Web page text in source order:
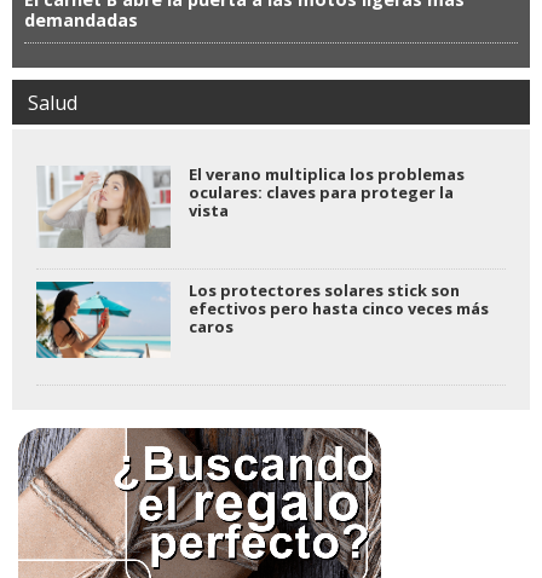
demandadas
Salud
El verano multiplica los problemas
oculares: claves para proteger la
vista
Los protectores solares stick son
efectivos pero hasta cinco veces más
caros